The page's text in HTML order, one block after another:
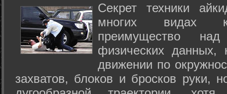
Секрет техники
многих видах
преимущество
физических данных,
движении по
захватов, блоков и бросков руки,